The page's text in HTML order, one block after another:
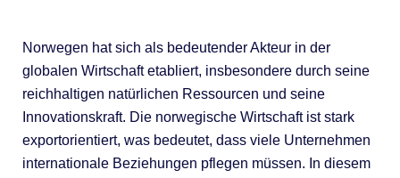
Norwegen hat sich als bedeutender Akteur in der
globalen Wirtschaft etabliert, insbesondere durch seine
reichhaltigen natürlichen Ressourcen und seine
Innovationskraft. Die norwegische Wirtschaft ist stark
exportorientiert, was bedeutet, dass viele Unternehmen
internationale Beziehungen pflegen müssen. In diesem